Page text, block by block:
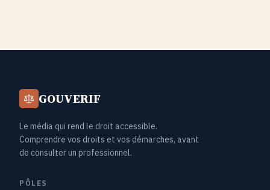
GOUVERIF
Le média qui rend le droit accessible.
Comprendre vos droits et vos démarches, avant
de consulter un professionnel.
PÔLES